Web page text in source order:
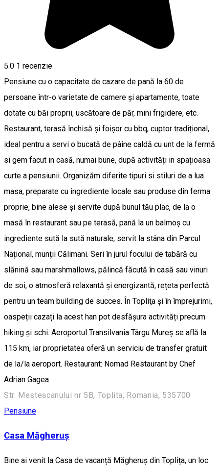
5.0 1 recenzie
Pensiune cu o capacitate de cazare de pană la 60 de
persoane într-o varietate de camere și apartamente, toate
dotate cu băi proprii, uscătoare de păr, mini frigidere, etc.
Restaurant, terasă închisă și foișor cu bbq, cuptor tradițional,
ideal pentru a servi o bucată de pâine caldă cu unt de la fermă
si gem facut in casă, numai bune, după activități in spațioasa
curte a pensiunii. Organizăm diferite tipuri si stiluri de a lua
masa, preparate cu ingrediente locale sau produse din ferma
proprie, bine alese și servite după bunul tău plac, de la o
masă în restaurant sau pe terasă, pană la un balmoș cu
ingrediente sută la sută naturale, servit la stâna din Parcul
Național, munții Călimani. Seri în jurul focului de tabără cu
slănină sau marshmallows, pălincă făcută în casă sau vinuri
de soi, o atmosferă relaxantă și energizantă, rețeta perfectă
pentru un team building de succes. În Topliţa și în împrejurimi,
oaspeții cazați la acest han pot desfășura activități precum
hiking și schi. Aeroportul Transilvania Târgu Mureș se află la
115 km, iar proprietatea oferă un serviciu de transfer gratuit
de la/la aeroport. Restaurant: Nomad Restaurant by Chef
Adrian Gagea
Str. Mesteacanului nr 5B, Toplita, Romania, 535700
Pensiune
Casa Măgheruș
Bine ai venit la Casa de vacanță Măgheruș din Toplița, un loc